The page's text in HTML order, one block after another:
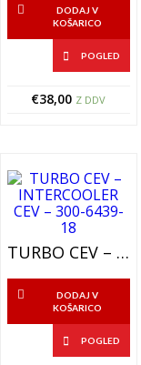
DODAJ V
KOŠARICO
POGLED
€38,00 Z DDV
TURBO CEV – INTERCOOLER CEV – 300-6439-18
DODAJ V
KOŠARICO
POGLED